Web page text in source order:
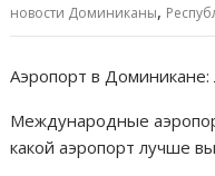
k p
новости Доминиканы,
Аэропорт в
Международные
какой аэропорт лучше